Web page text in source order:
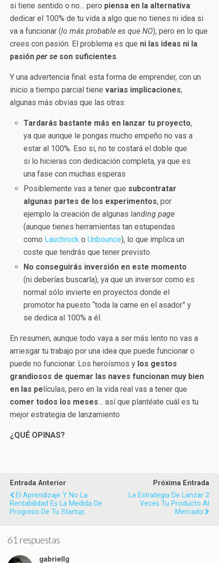
si tiene sentido o no… pero piensa en la alternativa:
dedicar el 100% de tu vida a algo que no tienes ni idea si
va a funcionar (lo más probable es que NO), pero en lo que
crees con pasión. El problema es que ni las ideas ni la
pasión per se son suficientes.
Y una advertencia final: esta forma de emprender, con un
inicio a tiempo parcial tiene varias implicaciones,
algunas más obvias que las otras:
Tardarás bastante más en lanzar tu proyecto,
ya que aunque le pongas mucho empeño no vas a
estar al 100%. Eso si, no te costará el doble que
si lo hicieras con dedicación completa, ya que es
una fase con muchas esperas
Posiblemente vas a tener que subcontratar
algunas partes de los experimentos, por
ejemplo la creación de algunaslanding page
(aunque tienes herramientas tan estupendas
como Lauchrock oUnbounce), lo que implica un
coste que tendrás que tener previsto.
No conseguirás inversión en este momento
(ni deberías buscarla), ya que un inversor como es
normal sólo invierte en proyectos donde el
promotor ha puesto “toda la carne en el asador” y
se dedica al 100% a él.
En resumen, aunque todo vaya a ser más lento no vas a
arriesgar tu trabajo por una idea que puede funcionar o
puede no funcionar. Los heroísmos y los gestos
grandiosos de quemar las naves funcionan muy bien
en las pe lículas, pero en la vida real vas a tener que
comer todos los meses… así que plantéate cuál es tu
mejor estrategia de lanzamiento
¿QUÉ OPINAS?
Entrada Anterior
El Aprendizaje Y No La
Rentabilidad Es La Medida De
Progreso De Tu Startup
Próxima Entrada
La Estrategia De Lanzar 2
Veces Tu Producto Al
Mercado
61 respuestas
gabriellg